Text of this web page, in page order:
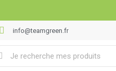
info@teamgreen.fr